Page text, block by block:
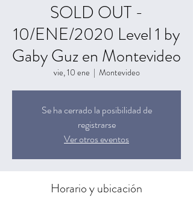
SOLD OUT -
10/ENE/2020 Level 1 by
Gaby Guz en Montevideo
vie, 10 ene
  |
Montevideo
Se ha cerrado la posibilidad de
registrarse
Ver otros eventos
Horario y ubicación